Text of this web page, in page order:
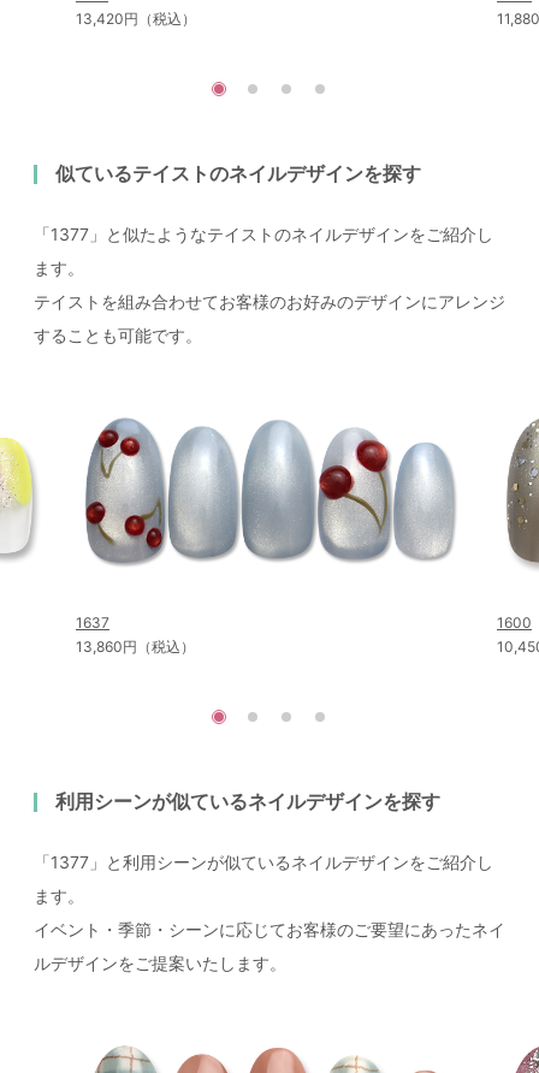
13,420円（税込）
似ているテイストのネイルデザインを探す
「1377」と似たようなテイストのネイルデザインをご紹介し
ます。
テイストを組み合わせてお客様のお好みのデザインにアレンジ
することも可能です。
1637
13,860円（税込）
1600
利用シーンが似ているネイルデザインを探す
「1377」と利用シーンが似ているネイルデザインをご紹介し
ます。
イベント・季節・シーンに応じてお客様のご要望にあったネイ
ルデザインをご提案いたします。